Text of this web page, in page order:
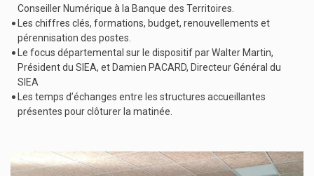
Conseiller Numérique à la Banque des Territoires.
Les chiffres clés, formations, budget, renouvellements et
pérennisation des postes.
Le focus départemental sur le dispositif par Walter Martin,
Président du SIEA, et Damien PACARD, Directeur Général du
SIEA
Les temps d’échanges entre les structures accueillantes
présentes pour clôturer la matinée.